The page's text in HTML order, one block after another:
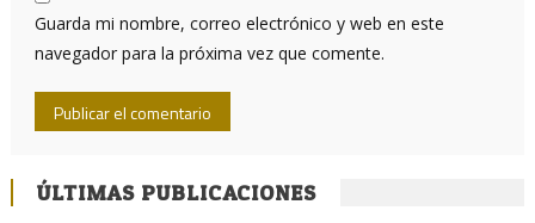
Guarda mi nombre, correo electrónico y web en este
navegador para la próxima vez que comente.
ÚLTIMAS PUBLICACIONES